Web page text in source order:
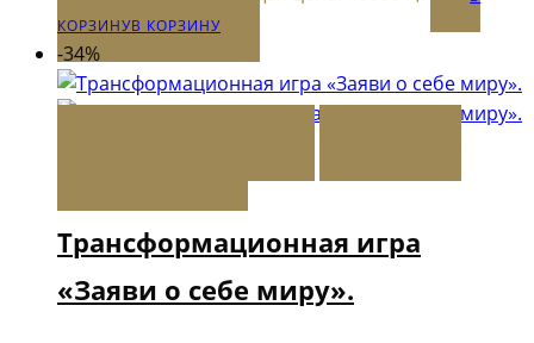
КОРЗИНУВ КОРЗИНУ
-34%
Трансформационная игра
«Заяви о себе миру».